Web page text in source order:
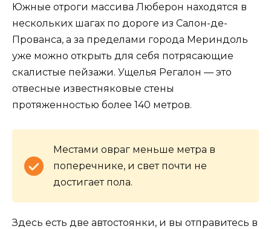
Южные отроги массива Люберон находятся в
нескольких шагах по дороге из Салон-де-
Прованса, а за пределами города Мериндоль
уже можно открыть для себя потрясающие
скалистые пейзажи. Ущелья Регалон — это
отвесные известняковые стены
протяженностью более 140 метров.
Местами овраг меньше метра в
поперечнике, и свет почти не
достигает пола.
Здесь есть две автостоянки, и вы отправитесь в